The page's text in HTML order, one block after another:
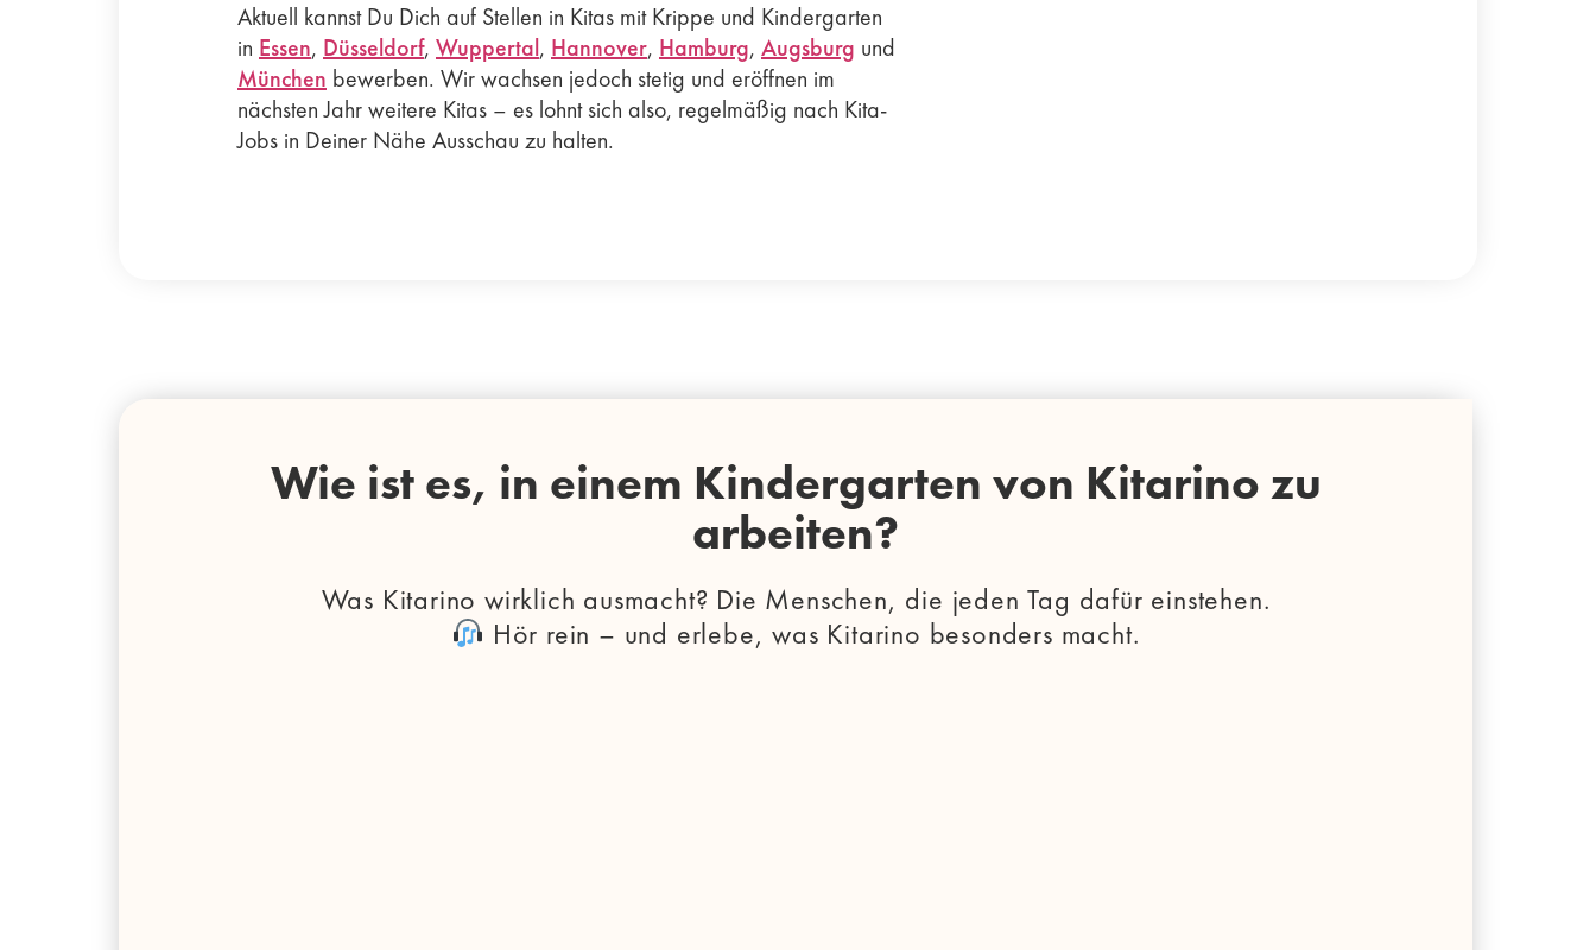
Aktuell kannst Du Dich auf Stellen in Kitas mit Krippe und Kindergarten
in Essen, Düsseldorf, Wuppertal, Hannover, Hamburg, Augsburg und
München bewerben. Wir wachsen jedoch stetig und eröffnen im
nächsten Jahr weitere Kitas – es lohnt sich also, regelmäßig nach Kita-
Jobs in Deiner Nähe Ausschau zu halten.
Wie ist es, in einem Kindergarten von Kitarino zu
arbeiten?
Was Kitarino wirklich ausmacht? Die Menschen, die jeden Tag dafür einstehen.
Hör rein – und erlebe, was Kitarino besonders macht.